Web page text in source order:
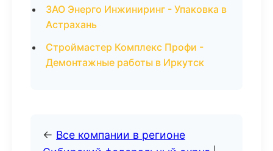
ЗАО Энерго Инжиниринг - Упаковка в
Астрахань
Строймастер Комплекс Профи -
Демонтажные работы в Иркутск
← Все компании в регионе